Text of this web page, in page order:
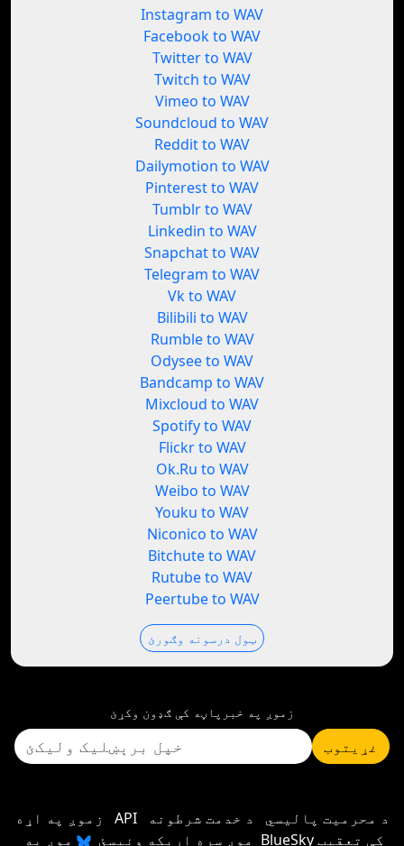
Instagram to WAV
Facebook to WAV
Twitter to WAV
Twitch to WAV
Vimeo to WAV
Soundcloud to WAV
Reddit to WAV
Dailymotion to WAV
Pinterest to WAV
Tumblr to WAV
Linkedin to WAV
Snapchat to WAV
Telegram to WAV
Vk to WAV
Bilibili to WAV
Rumble to WAV
Odysee to WAV
Bandcamp to WAV
Mixcloud to WAV
Spotify to WAV
Flickr to WAV
Ok.Ru to WAV
Weibo to WAV
Youku to WAV
Niconico to WAV
Bitchute to WAV
Rutube to WAV
Peertube to WAV
ټول درسونه وګورئ
زموږ په خبرپاڼه کې ګډون وکړئ
غړیتوب
زموږ په اړه API د محرمیت پالیسي
د خدمت شرطونه
موږ سره اړیکه ونیسئ
موږ په BlueSky کې تعقیب